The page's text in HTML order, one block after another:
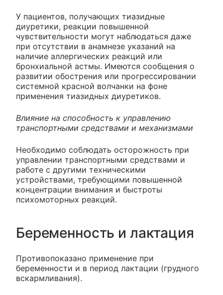
У пациентов, получающих тиазидные
диуретики, реакции повышенной
чувствительности могут наблюдаться даже
при отсутствии в анамнезе указаний на
наличие аллергических реакций или
бронхиальной астмы. Имеются сообщения о
развитии обострения или прогрессировании
системной красной волчанки на фоне
применения тиазидных диуретиков.
Влияние на способность к управлению
транспортными средствами и механизмами
Необходимо соблюдать осторожность при
управлении транспортными средствами и
работе с другими техническими
устройствами, требующими повышенной
концентрации внимания и быстроты
психомоторных реакций.
Беременность и лактация
Противопоказано применение при
беременности и в период лактации (грудного
вскармливания).